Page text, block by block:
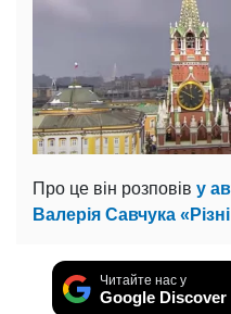
Про це він розповів у
Валерія Савчука
Читайте нас у
Google Discover